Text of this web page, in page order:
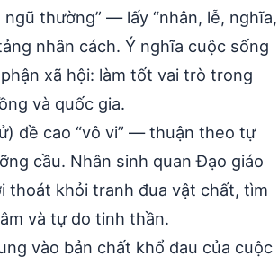
thường” — lấy “nhân, lễ, nghĩa,
nhân cách. Ý nghĩa cuộc sống
xã hội: làm tốt vai trò trong
và quốc gia.
đề cao “vô vi” — thuận theo tự
cầu. Nhân sinh quan Đạo giáo
thoát khỏi tranh đua vật chất, tìm
và tự do tinh thần.
vào bản chất khổ đau của cuộc